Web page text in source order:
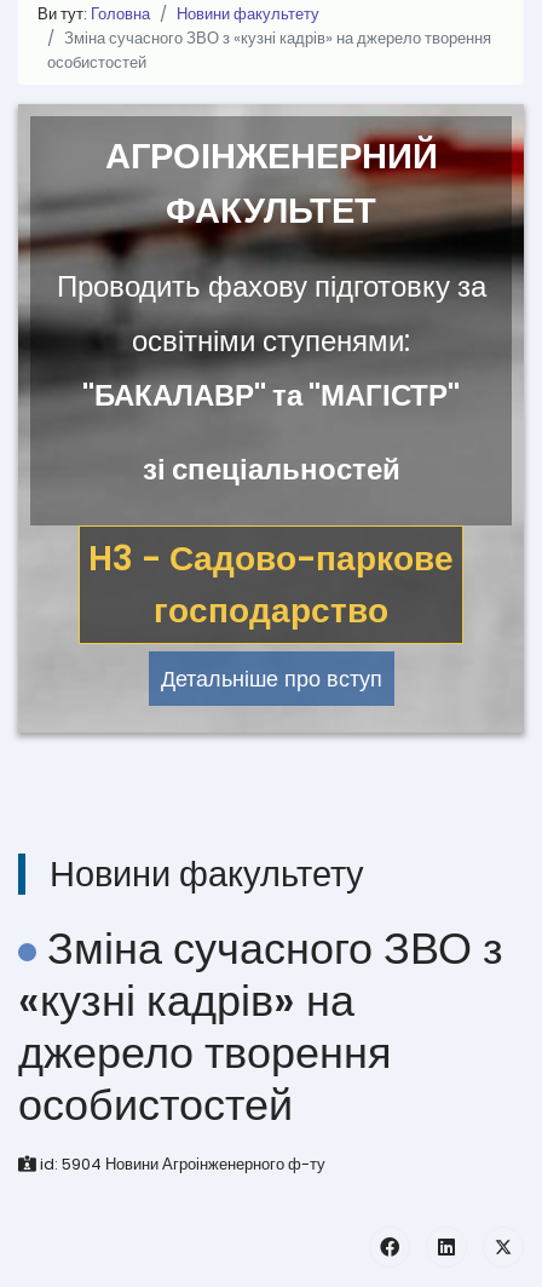
Ви тут: Головна
Новини факультету
Зміна сучасного ЗВО з «кузні кадрів» на джерело творення
особистостей
АГРОІНЖЕНЕРНИЙ
ФАКУЛЬТЕТ
Проводить фахову підготовку за
освітніми ступенями:
"БАКАЛАВР" та "МАГІСТР"
зі спеціальностей
H3 - Садово-паркове
господарство
Детальніше про вступ
Новини факультету
Зміна сучасного ЗВО з
«кузні кадрів» на
джерело творення
особистостей
id: 5904 Новини Агроінженерного ф-ту